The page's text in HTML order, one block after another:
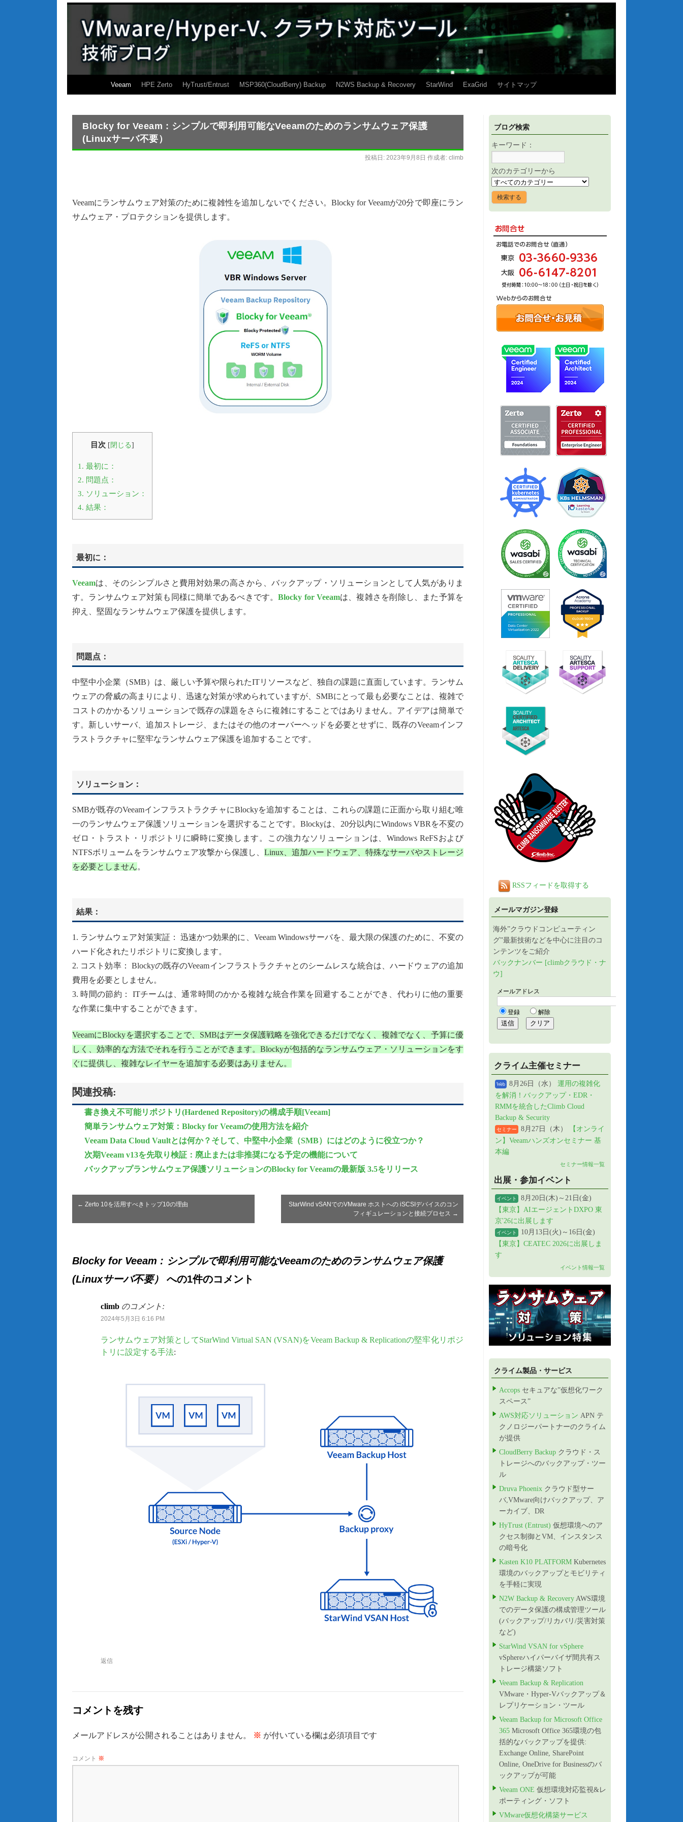
Veeam HPE Zerto HyTrust/Entrust MSP360(CloudBerry) Backup N2WS Backup & Recovery StarWind ExaGrid サイトマップ
Blocky for Veeam : シンプルで即利用可能なVeeamのためのランサムウェア保護
(Linuxサーバ不要）
投稿日: 2023年9月8日 作成者: climb
Veeamにランサムウェア対策のために複雑性を追加しないでください。Blocky for Veeamが20分で即座にラン
サムウェア・プロテクションを提供します。
目次 [ 閉じる]
1. 最初に：
2. 問題点：
3. ソリューション：
4. 結果：
最初に：
Veeamは、そのシンプルさと費用対効果の高さから、バックアップ・ソリューションとして人気がありま
す。ランサムウェア対策も同様に簡単であるべきです。Blocky for Veeamは、複雑さを削除し、また予算を
抑え、堅固なランサムウェア保護を提供します。
問題点：
中堅中小企業（SMB）は、厳しい予算や限られたITリソースなど、独自の課題に直面しています。ランサム
ウェアの脅威の高まりにより、迅速な対策が求められていますが、SMBにとって最も必要なことは、複雑で
コストのかかるソリューションで既存の課題をさらに複雑にすることではありません。アイデアは簡単で
す。新しいサーバ、追加ストレージ、またはその他のオーバーヘッドを必要とせずに、既存のVeeamインフ
ラストラクチャに堅牢なランサムウェア保護を追加することです。
ソリューション：
SMBが既存のVeeamインフラストラクチャにBlockyを追加することは、これらの課題に正面から取り組む唯
一のランサムウェア保護ソリューションを選択することです。Blockyは、20分以内にWindows VBRを不変の
ゼロ・トラスト・リポジトリに瞬時に変換します。この強力なソリューションは、Windows ReFSおよび
NTFSボリュームをランサムウェア攻撃から保護し、 Linux、追加ハードウェア、特殊なサーバやストレージ
を必要としません。
結果：
1. ランサムウェア対策実証： 迅速かつ効果的に、Veeam Windowsサーバを、最大限の保護のために、不変の
ハード化されたリポジトリに変換します。
2. コスト効率： Blockyの既存のVeeamインフラストラクチャとのシームレスな統合は、ハードウェアの追加
費用を必要としません。
3. 時間の節約： ITチームは、通常時間のかかる複雑な統合作業を回避することができ、代わりに他の重要
な作業に集中することができます。
VeeamにBlockyを選択することで、SMBはデータ保護戦略を強化できるだけでなく、複雑でなく、予算に優
しく、効率的な方法でそれを行うことができます。Blockyが包括的なランサムウェア・ソリューションをす
ぐに提供し、複雑なレイヤーを追加する必要はありません。
関連投稿:
書き換え不可能リポジトリ(Hardened Repository)の構成手順[Veeam]
簡単ランサムウェア対策：Blocky for Veeamの使用方法を紹介
Veeam Data Cloud Vaultとは何か？そして、中堅中小企業（SMB）にはどのように役立つか？
次期Veeam v13を先取り検証：廃止または非推奨になる予定の機能について
バックアップランサムウェア保護ソリューションのBlocky for Veeamの最新版 3.5をリリース
← Zerto 10を活用すべきトップ10の理由
StarWind vSANでのVMware ホストへの iSCSIデバイスのコン
フィギュレーションと接続プロセス →
Blocky for Veeam : シンプルで即利用可能なVeeamのためのランサムウェア保護
(Linuxサーバ不要）
への1件のコメント
climb のコメント:
2024年5月3日 6:16 PM
ランサムウェア対策としてStarWind Virtual SAN (VSAN)をVeeam Backup & Replicationの堅牢化リポジ
トリに設定する手法:
返信
コメントを残す
メールアドレスが公開されることはありません。 ※ が付いている欄は必須項目です
コメント ※
ブログ検索
キーワード：
次のカテゴリーから
RSSフィードを取得する
メールマガジン登録
海外”クラウドコンピューティン
グ”最新技術などを中心に注目のコ
ンテンツをご紹介
バックナンバー [climbクラウド・ナ
ウ]
クライム主催セミナー
Web 8月26日（水） 運用の複雑化
を解消！バックアップ・EDR・
RMMを統合したClimb Cloud
Backup & Security
セミナー 8月27日（木）
【オンライ
ン】Veeamハンズオンセミナー 基
本編
セミナー情報一覧
出展・参加イベント
イベント
8月20日(木)～21日(金)
【東京】AIエージェントDXPO 東
京'26に出展します
イベント
10月13日(火)～16日(金)
【東京】CEATEC 2026に出展しま
す
イベント情報一覧
クライム製品・サービス
Accops セキュアな”仮想化ワーク
スペース”
AWS対応ソリューション APN テ
クノロジーパートナーのクライム
が提供
CloudBerry Backup クラウド・ス
トレージへのバックアップ・ツー
ル
Druva Phoenix クラウド型サー
バ,VMware向けバックアップ、ア
ーカイブ、DR
HyTrust (Entrust) 仮想環境へのア
クセス制御とVM、インスタンス
の暗号化
Kasten K10 PLATFORM Kubernetes
環境のバックアップとモビリティ
を手軽に実現
N2W Backup & Recovery AWS環境
でのデータ保護の構成管理ツール
(バックアップ/リカバリ/災害対策
など)
StarWind VSAN for vSphere
vSphereハイパーバイザ間共有ス
トレージ構築ソフト
Veeam Backup & Replication
VMware・Hyper-Vバックアップ＆
レプリケーション・ツール
Veeam Backup for Microsoft Office
365 Microsoft Office 365環境の包
括的なバックアップを提供:
Exchange Online, SharePoint
Online, OneDrive for Businessのバ
ックアップが可能
Veeam ONE 仮想環境対応監視&レ
ポーティング・ソフト
VMware仮想化構築サービス